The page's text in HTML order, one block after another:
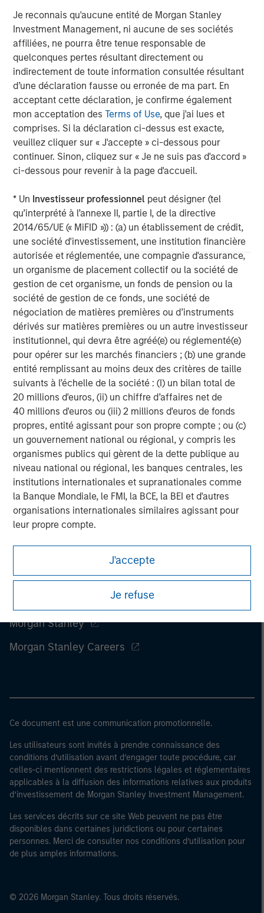
Je reconnais qu'aucune entité de Morgan Stanley
Investment Management, ni aucune de ses sociétés
affiliées, ne pourra être tenue responsable de
quelconques pertes résultant directement ou
indirectement de toute information consultée résultant
d’une déclaration fausse ou erronée de ma part. En
acceptant cette déclaration, je confirme également
mon acceptation desTerms of Use, que j'ai lues et
comprises. Si la déclaration ci-dessus est exacte,
veuillez cliquer sur « J'accepte » ci-dessous pour
continuer. Sinon, cliquez sur « Je ne suis pas d'accord »
ci-dessous pour revenir à la page d'accueil.
* Un Investisseur professionnel peut désigner (tel
qu’interprété à l’annexe II, partie I, de la directive
2014/65/UE (« MiFID »)) : (a) un établissement de crédit,
une société d'investissement, une institution financière
autorisée et réglementée, une compagnie d'assurance,
un organisme de placement collectif ou la société de
gestion de cet organisme, un fonds de pension ou la
société de gestion de ce fonds, une société de
négociation de matières premières ou d’instruments
dérivés sur matières premières ou un autre investisseur
institutionnel, qui devra être agréé(e) ou réglementé(e)
pour opérer sur les marchés financiers ; (b) une grande
entité remplissant au moins deux des critères de taille
suivants à l’échelle de la société : (I) un bilan total de
20 millions d'euros, (ii) un chiffre d’affaires net de
40 millions d'euros ou (iii) 2 millions d'euros de fonds
propres, entité agissant pour son propre compte ; ou (c)
un gouvernement national ou régional, y compris les
organismes publics qui gèrent de la dette publique au
niveau national ou régional, les banques centrales, les
institutions internationales et supranationales comme
la Banque Mondiale, le FMI, la BCE, la BEI et d'autres
organisations internationales similaires agissant pour
leur propre compte.
Veuillez noter que la notion d’Investisseur professionnel
peut ne pas être définie par l'autorité de réglementation
de l'État depuis lequel le site web est consulté.
J'accepte
Je refuse
visitwww.morganstanley.com/im/creditpartners.
North America Private Credit
Integrated private credit platform across Direct Lending
and Opportunistic Credit strategies. Our experienced
team provides flexible, patient, long-term capital to
leading owner-operated and private equity-backed
businesses.
David N. Miller
Managing Director
Henry ‘Hank’ D’Alessandro
Managing Director
Ashwin Krishnan
Managing Director
Morgan Stanley
Morgan Stanley Careers
Ce document est une communication promotionnelle.
Les utilisateurs sont invités à prendre connaissance des
conditions d’utilisation avant d’engager toute procédure, car
celles-ci mentionnent des restrictions légales et réglementaires
applicables à la diffusion des informations relatives aux produits
d’investissement de Morgan Stanley Investment Management.
Les services décrits sur ce site Web peuvent ne pas être
disponibles dans certaines juridictions ou pour certaines
personnes. Merci de consulter nos conditions d’utilisation pour
de plus amples informations.
© 2026 Morgan Stanley. Tous droits réservés.